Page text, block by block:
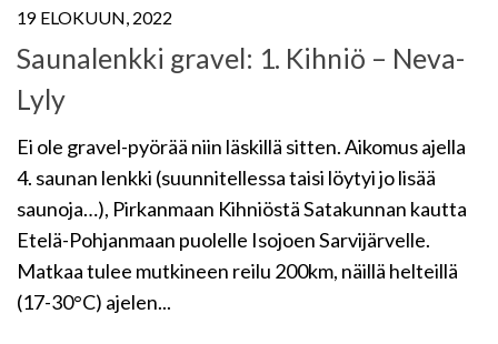
19 ELOKUUN, 2022
Saunalenkki gravel: 1. Kihniö – Neva-
Lyly
Ei ole gravel-pyörää niin läskillä sitten. Aikomus ajella
4. saunan lenkki (suunnitellessa taisi löytyi jo lisää
saunoja…), Pirkanmaan Kihniöstä Satakunnan kautta
Etelä-Pohjanmaan puolelle Isojoen Sarvijärvelle.
Matkaa tulee mutkineen reilu 200km, näillä helteillä
(17-30°C) ajelen...